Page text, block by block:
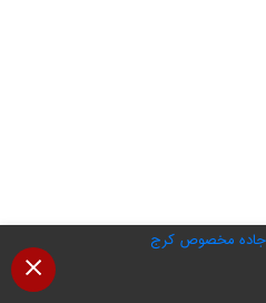
جاده مخصوص کرج